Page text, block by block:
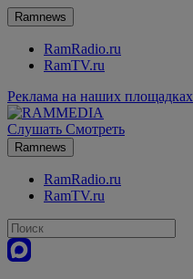
Ramnews
RamRadio.ru
RamTV.ru
Реклама на наших площадках
Слушать Смотреть
Ramnews
RamRadio.ru
RamTV.ru